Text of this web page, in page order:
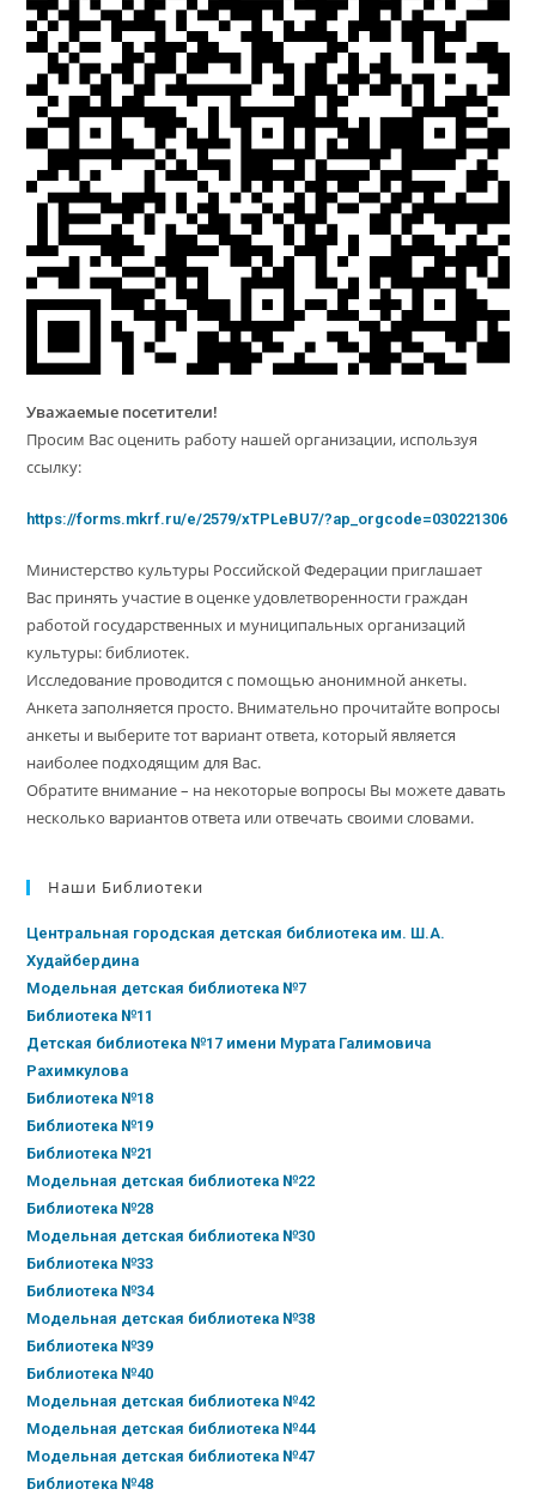
Уважаемые посетители!
Просим Вас оценить работу нашей организации, используя
ссылку:
https://forms.mkrf.ru/e/2579/xTPLeBU7/?ap_orgcode=030221306
Министерство культуры Российской Федерации приглашает
Вас принять участие в оценке удовлетворенности граждан
работой государственных и муниципальных организаций
культуры: библиотек.
Исследование проводится с помощью анонимной анкеты.
Анкета заполняется просто. Внимательно прочитайте вопросы
анкеты и выберите тот вариант ответа, который является
наиболее подходящим для Вас.
Обратите внимание – на некоторые вопросы Вы можете давать
несколько вариантов ответа или отвечать своими словами.
Наши Библиотеки
Центральная городская детская библиотека им. Ш.А.
Худайбердина
Модельная детская библиотека №7
Библиотека №11
Детская библиотека №17 имени Мурата Галимовича
Рахимкулова
Библиотека №18
Библиотека №19
Библиотека №21
Модельная детская библиотека №22
Библиотека №28
Модельная детская библиотека №30
Библиотека №33
Библиотека №34
Модельная детская библиотека №38
Библиотека №39
Библиотека №40
Модельная детская библиотека №42
Модельная детская библиотека №44
Модельная детская библиотека №47
Библиотека №48